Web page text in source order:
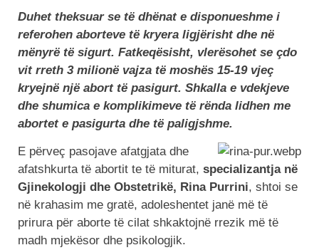
Duhet theksuar se të dhënat e disponueshme i
referohen aborteve të kryera ligjërisht dhe në
mënyrë të sigurt. Fatkeqësisht, vlerësohet se çdo
vit rreth 3 milionë vajza të moshës 15-19 vjeç
kryejnë një abort të pasigurt. Shkalla e vdekjeve
dhe shumica e komplikimeve të rënda lidhen me
abortet e pasigurta dhe të paligjshme.
E përveç pasojave afatgjata dhe
afatshkurta të abortit te të miturat, specializantja në
Gjinekologji dhe Obstetrikë, Rina Purrini, shtoi se
në krahasim me gratë, adoleshentet janë më të
prirura për aborte të cilat shkaktojnë rrezik më të
madh mjekësor dhe psikologjik.